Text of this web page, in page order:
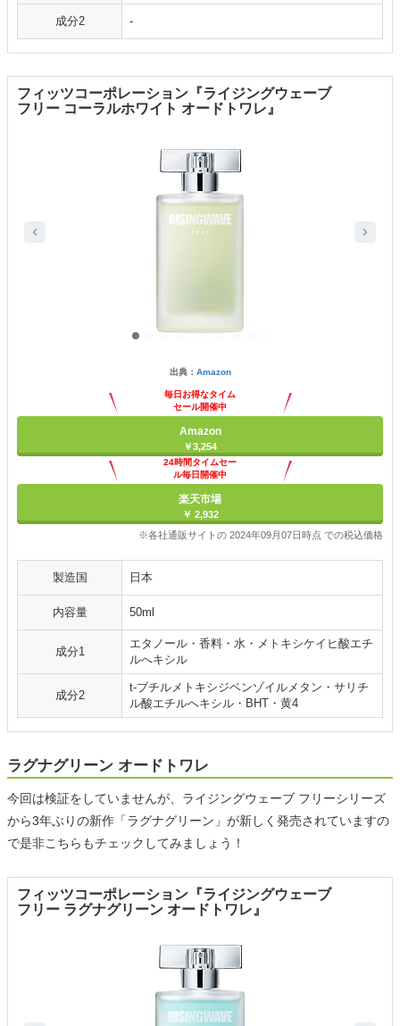
成分2 -
フィッツコーポレーション『ライジングウェーブ
フリー コーラルホワイト オードトワレ』
出典： Amazon
毎日お得なタイム
セール開催中
Amazon
￥3,254
24時間タイムセー
ル毎日開催中
楽天市場
￥ 2,932
※各社通販サイトの 2024年09月07日時点 での税込価格
製造国 日本
内容量 50ml
成分1
エタノール・香料・水・メトキシケイヒ酸エチ
ルへキシル
成分2
t-ブチルメトキシジベンゾイルメタン・サリチ
ル酸エチルへキシル・BHT・黄4
ラグナグリーン オードトワレ
今回は検証をしていませんが、ライジングウェーブ フリーシリーズ
から3年ぶりの新作「ラグナグリーン」が新しく発売されていますの
で是非こちらもチェックしてみましょう！
フィッツコーポレーション『ライジングウェーブ
フリー ラグナグリーン オードトワレ』